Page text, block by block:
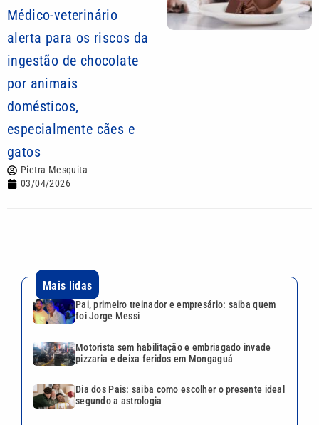
Médico-veterinário
alerta para os riscos da
ingestão de chocolate
por animais
domésticos,
especialmente cães e
gatos
Pietra Mesquita
03/04/2026
Mais lidas
Pai, primeiro treinador e empresário: saiba quem
foi Jorge Messi
Motorista sem habilitação e embriagado invade
pizzaria e deixa feridos em Mongaguá
Dia dos Pais: saiba como escolher o presente ideal
segundo a astrologia